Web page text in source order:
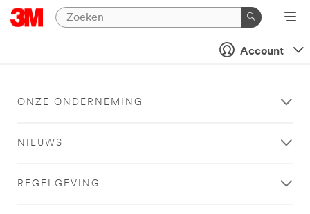
Account
ONZE ONDERNEMING
NIEUWS
REGELGEVING